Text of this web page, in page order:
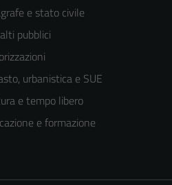
e stato civile
pubblici
urbanistica e SUE
e tempo libero
e formazione